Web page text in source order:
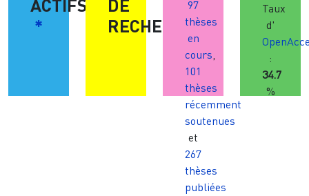
ACTIFS
*
DE
RECHERCHE
97
thèses
en
cours,
101
thèses
récemment
soutenues
et
267
thèses
publiées
Taux
d'
:
34.7
%